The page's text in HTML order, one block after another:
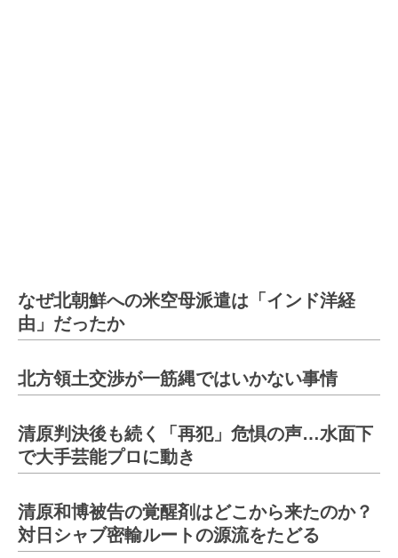
なぜ北朝鮮への米空母派遣は「インド洋経
由」だったか
北方領土交渉が一筋縄ではいかない事情
清原判決後も続く「再犯」危惧の声…水面下
で大手芸能プロに動き
清原和博被告の覚醒剤はどこから来たのか？
対日シャブ密輸ルートの源流をたどる